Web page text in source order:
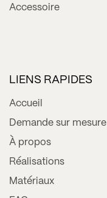
Accessoire
LIENS RAPIDES
Accueil
Demande sur mesure
À propos
Réalisations
Matériaux